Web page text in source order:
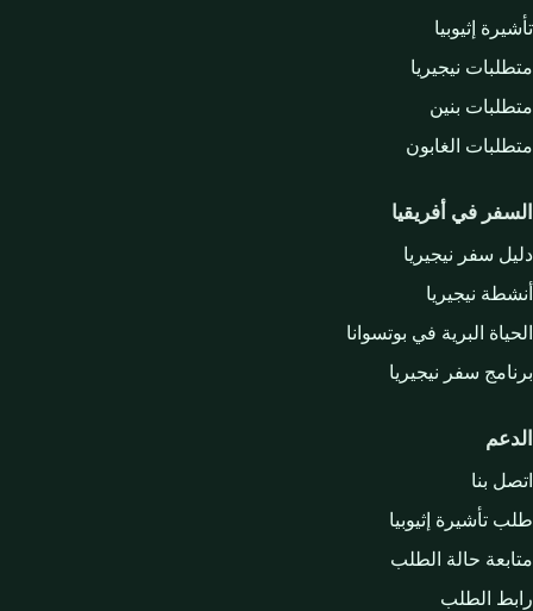
تأشيرة إثيوبيا
متطلبات نيجيريا
متطلبات بنين
متطلبات الغابون
السفر في أفريقيا
دليل سفر نيجيريا
أنشطة نيجيريا
الحياة البرية في بوتسوانا
برنامج سفر نيجيريا
الدعم
اتصل بنا
طلب تأشيرة إثيوبيا
متابعة حالة الطلب
رابط الطلب